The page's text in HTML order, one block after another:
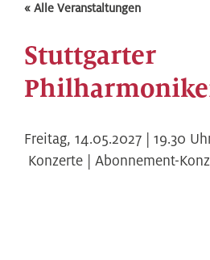
« Alle Veranstaltungen
Stuttgarter
Freitag, 14.05.2027 | 19.30 Uhr
Konzerte | Abonnement-